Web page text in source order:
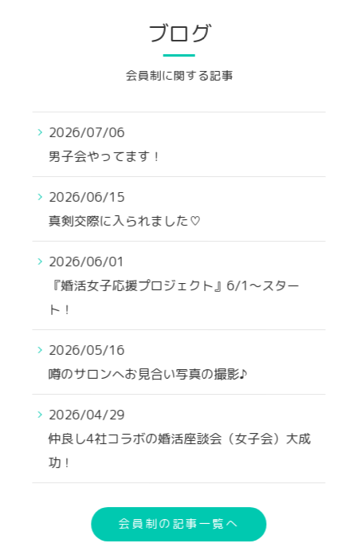
ブログ
会員制に関する記事
2026/07/06
男子会やってます！
2026/06/15
真剣交際に入られました♡
2026/06/01
『婚活女子応援プロジェクト』6/1～スター
ト！
2026/05/16
噂のサロンへお見合い写真の撮影♪
2026/04/29
仲良し4社コラボの婚活座談会（女子会）大成
功！
会員制の記事一覧へ